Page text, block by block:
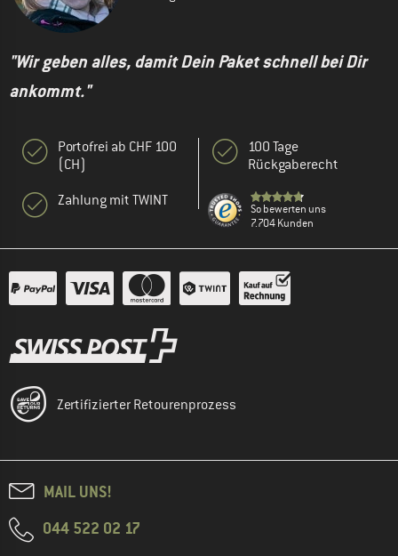
"Wir geben alles, damit Dein Paket schnell bei Dir
ankommt."
Portofrei ab CHF 100
(CH)
Zahlung mit TWINT
100 Tage
Rückgaberecht
So bewerten uns
7.704 Kunden
Zertifizierter Retourenprozess
MAIL UNS!
044 522 02 17